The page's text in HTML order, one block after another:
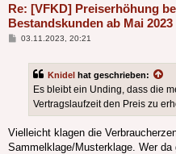
Re: [VFKD] Preiserhöhung
Bestandskunden ab Mai 2023
Beitrag
03.11.2023, 20:21
Knidel hat geschrieben:
Es bleibt ein Unding, dass die
Vertragslaufzeit den Preis zu
Vielleicht klagen die
Sammelklage/Musterklage. Wer